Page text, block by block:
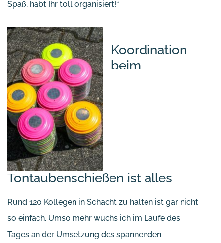
Spaß, habt Ihr toll organisiert!“
Koordination
beim
Tontaubenschießen ist alles
Rund 120 Kollegen in Schacht zu halten ist gar nicht
so einfach. Umso mehr wuchs ich im Laufe des
Tages an der Umsetzung des spannenden